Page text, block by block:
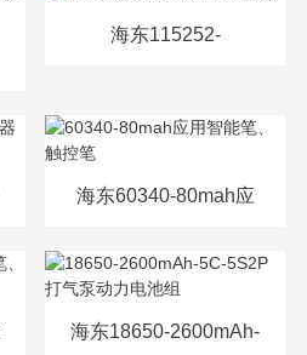
海东115252-
海东60340-80mah应
海东18650-2600mAh-